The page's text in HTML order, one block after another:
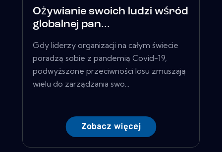
Ożywianie swoich ludzi wśród
globalnej pan...
Gdy liderzy organizacji na całym świecie
poradzą sobie z pandemią Covid-19,
podwyższone przeciwności losu zmuszają
wielu do zarządzania swo...
Zobacz więcej